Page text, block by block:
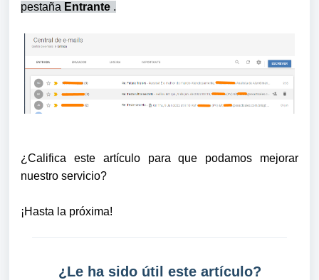
pestaña Entrante .
¿Califica este artículo para que podamos mejorar
nuestro servicio?
¡Hasta la próxima!
¿Le ha sido útil este artículo?